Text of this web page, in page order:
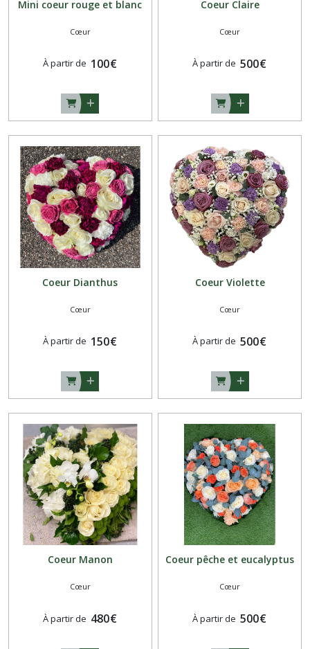
Mini coeur rouge et blanc
Cœur
À partir de 100€
Coeur Claire
Cœur
À partir de 500€
Coeur Dianthus
Cœur
À partir de 150€
Coeur Violette
Cœur
À partir de 500€
Coeur Manon
Cœur
À partir de 480€
Coeur pêche et eucalyptus
Cœur
À partir de 500€